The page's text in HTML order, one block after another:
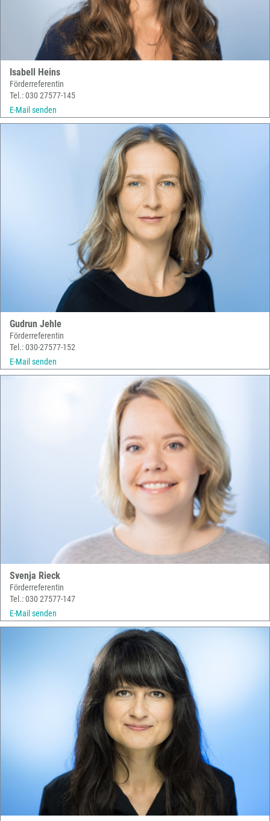
Isabell Heins
Förderreferentin
Tel.: 030 27577-145
E-Mail senden
Gudrun Jehle
Förderreferentin
Tel.: 030-27577-152
E-Mail senden
Svenja Rieck
Förderreferentin
Tel.: 030 27577-147
E-Mail senden